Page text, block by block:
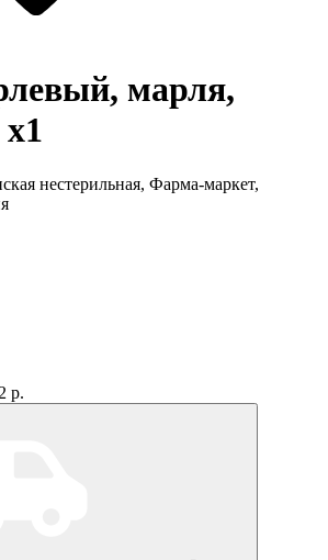
марля,
x1
нестерильная, Фарма-маркет,
р.